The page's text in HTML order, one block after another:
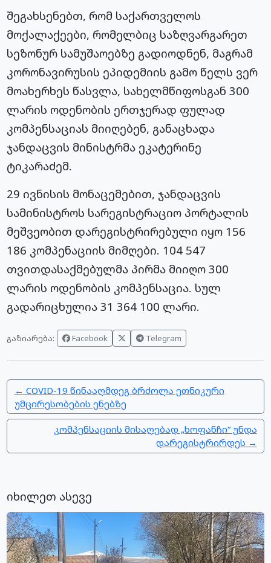
შეგახსენებთ, რომ საქართველოს
მოქალაქეები, რომელბიც საზღვარგარეთ
სეზონურ სამუშაოებზე გადიოდნენ, მაგრამ
კორონავირუსის ეპიდემიის გამო წელს ვერ
მოახერხეს წასვლა, სახელმწიფოსგან 300
ლარის ოდენობის ერთჯერად ფულად
კომპენსაციას მიიღებენ, განაცხადა
ჯანდაცვის მინისტრმა ეკატერინე
ტიკარაძემ.
29 ივნისის მონაცემებით, ჯანდაცვის
სამინისტროს სარეგისტრაციო პორტალის
მეშვეობით დარეგისტრირებული იყო 156
186 კომპენაციის მიმღები. 104 547
თვითდასაქმებულმა პირმა მიიღო 300
ლარის ოდენობის კომპენსაცია. სულ
გადარიცხულია 31 364 100 ლარი.
გაზიარება: Facebook Telegram
← COVID-19 წინააღმდეგ ბრძოლა ეთნიკური
უმცირესობების ენებზე
კომპენსაციის მისაღებად „ხოფანჩი“ უნდა
დარეგისტრირდეს →
იხილეთ ასევე